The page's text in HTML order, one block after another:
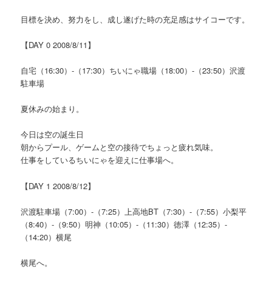
目標を決め、努力をし、成し遂げた時の充足感はサイコーです。
【DAY 0 2008/8/11】
自宅（16:30）-（17:30）ちいにゃ職場（18:00）-（23:50）沢渡
駐車場
夏休みの始まり。
今日は空の誕生日
朝からプール、ゲームと空の接待でちょっと疲れ気味。
仕事をしているちいにゃを迎えに仕事場へ。
【DAY 1 2008/8/12】
沢渡駐車場（7:00）-（7:25）上高地BT（7:30）-（7:55）小梨平
（8:40）-（9:50）明神（10:05）-（11:30）徳澤（12:35）-
（14:20）横尾
横尾へ。